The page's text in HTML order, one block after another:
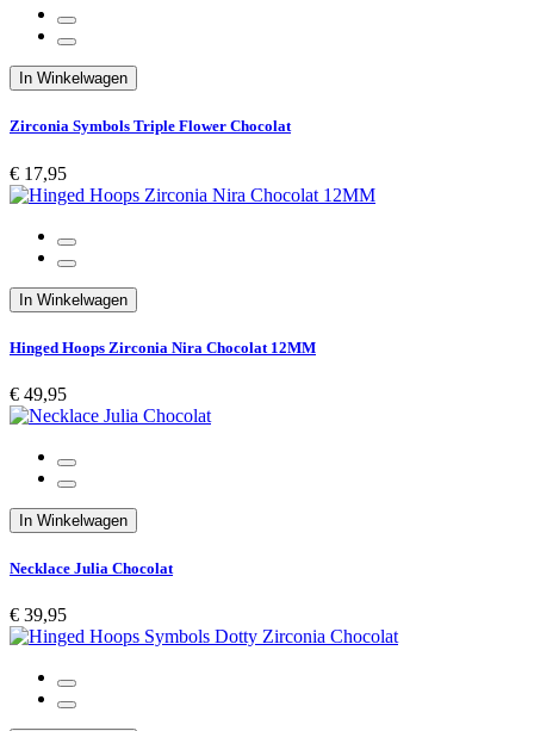
In Winkelwagen
Zirconia Symbols Triple Flower Chocolat
€ 17,95
In Winkelwagen
Hinged Hoops Zirconia Nira Chocolat 12MM
€ 49,95
In Winkelwagen
Necklace Julia Chocolat
€ 39,95